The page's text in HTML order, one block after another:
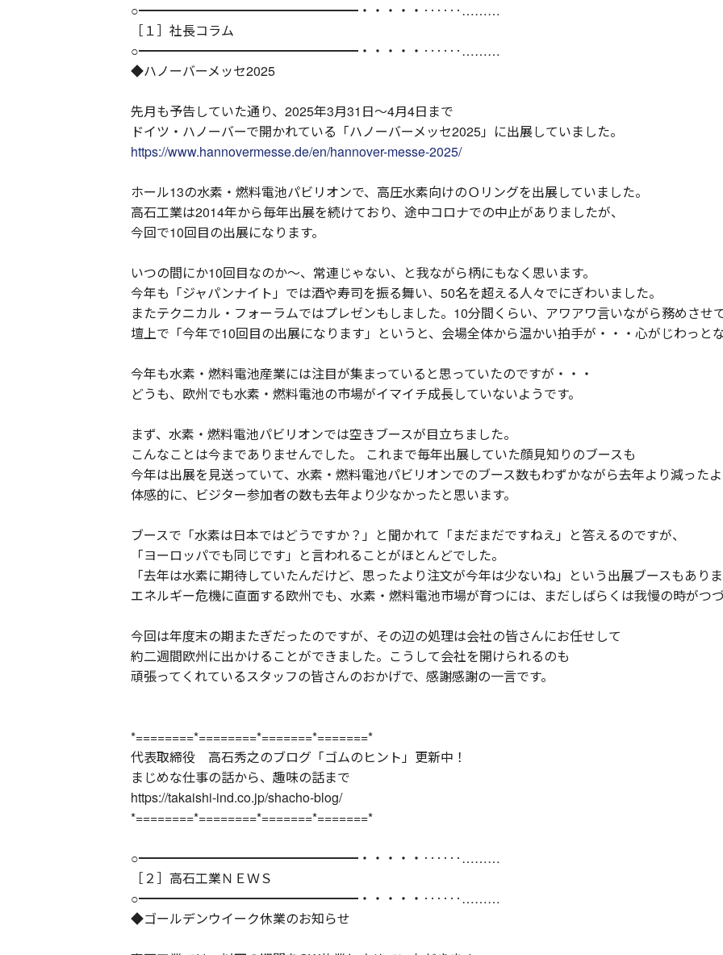
○━━━━━━━━━━━━━━━━━・・・・・‥‥‥………
［１］社長コラム
○━━━━━━━━━━━━━━━━━・・・・・‥‥‥………
◆ハノーバーメッセ2025
先月も予告していた通り、2025年3月31日～4月4日まで
ドイツ・ハノーバーで開かれている「ハノーバーメッセ2025」に出展していました。
https://www.hannovermesse.de/en/hannover-messe-2025/
ホール13の水素・燃料電池パビリオンで、高圧水素向けのＯリングを出展していました。
高石工業は2014年から毎年出展を続けており、途中コロナでの中止がありましたが、
今回で10回目の出展になります。
いつの間にか10回目なのか～、常連じゃない、と我ながら柄にもなく思います。
今年も「ジャパンナイト」では酒や寿司を振る舞い、50名を超える人々でにぎわいました。
またテクニカル・フォーラムではプレゼンもしました。10分間くらい、アワアワ言いながら務めさせ
壇上で「今年で10回目の出展になります」というと、会場全体から温かい拍手が・・・心がじわっと
今年も水素・燃料電池産業には注目が集まっていると思っていたのですが・・・
どうも、欧州でも水素・燃料電池の市場がイマイチ成長していないようです。
まず、水素・燃料電池パビリオンでは空きブースが目立ちました。
こんなことは今までありませんでした。 これまで毎年出展していた顔見知りのブースも
今年は出展を見送っていて、水素・燃料電池パビリオンでのブース数もわずかながら去年より減ったよ
体感的に、ビジター参加者の数も去年より少なかったと思います。
ブースで「水素は日本ではどうですか？」と聞かれて「まだまだですねえ」と答えるのですが、
「ヨーロッパでも同じです」と言われることがほとんどでした。
「去年は水素に期待していたんだけど、思ったより注文が今年は少ないね」という出展ブースもありま
エネルギー危機に直面する欧州でも、水素・燃料電池市場が育つには、まだしばらくは我慢の時がつづ
今回は年度末の期またぎだったのですが、その辺の処理は会社の皆さんにお任せして
約二週間欧州に出かけることができました。こうして会社を開けられるのも
頑張ってくれているスタッフの皆さんのおかげで、感謝感謝の一言です。
*========*========*=======*=======*
代表取締役 高石秀之のブログ「ゴムのヒント」更新中！
まじめな仕事の話から、趣味の話まで
https://takaishi-ind.co.jp/shacho-blog/
*========*========*=======*=======*
○━━━━━━━━━━━━━━━━━・・・・・‥‥‥………
［２］高石工業ＮＥＷＳ
○━━━━━━━━━━━━━━━━━・・・・・‥‥‥………
◆ゴールデンウイーク休業のお知らせ